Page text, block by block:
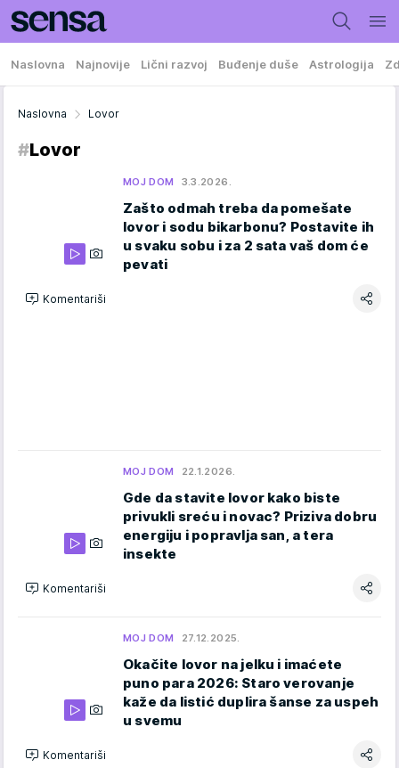
Naslovna Najnovije Lični razvoj Buđenje duše Astrologija
Naslovna Lovor
#Lovor
MOJ DOM 3.3.2026.
Zašto odmah treba da pomešate
lovor i sodu bikarbonu? Postavite ih
u svaku sobu i za 2 sata vaš dom će
pevati
Komentariši
MOJ DOM 22.1.2026.
Gde da stavite lovor kako biste
privukli sreću i novac? Priziva dobru
energiju i popravlja san, a tera
insekte
Komentariši
MOJ DOM 27.12.2025.
Okačite lovor na jelku i imaćete
puno para 2026: Staro verovanje
kaže da listić duplira šanse za uspeh
u svemu
Komentariši